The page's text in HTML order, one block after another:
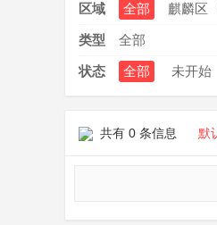
区域 全部 麒麟区
类型 全部
状态 全部 未开始
共有 0 条信息 默